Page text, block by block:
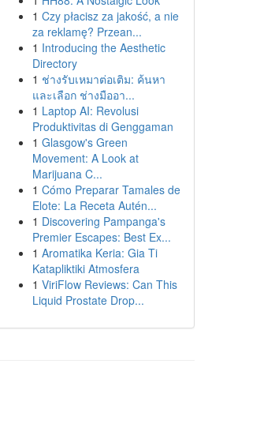
1 Czy płacisz za jakość, a nie
za reklamę? Przean...
1 Introducing the Aesthetic
Directory
1 ช่างรับเหมาต่อเติม: ค้นหา
และเลือก ช่างมืออา...
1 Laptop AI: Revolusi
Produktivitas di Genggaman
1 Glasgow's Green
Movement: A Look at
Marijuana C...
1 Cómo Preparar Tamales de
Elote: La Receta Autén...
1 Discovering Pampanga's
Premier Escapes: Best Ex...
1 Aromatika Keria: Gia Ti
Katapliktiki Atmosfera
1 ViriFlow Reviews: Can This
Liquid Prostate Drop...